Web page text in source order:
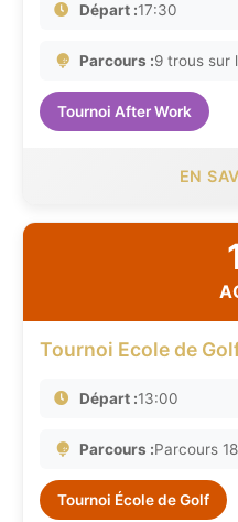
Départ :17:30
Parcours :9 trous sur
Tournoi After Work
EN
Tournoi Ecole de
Départ :13:00
Parcours :Parcours
Tournoi École de Golf